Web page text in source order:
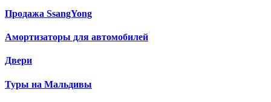
Продажа SsangYong
Амортизаторы для автомобилей
Двери
Туры на Мальдивы